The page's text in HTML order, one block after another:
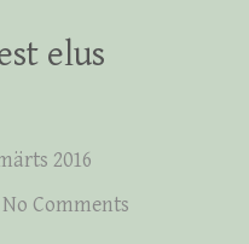
elus
2016
No Comments